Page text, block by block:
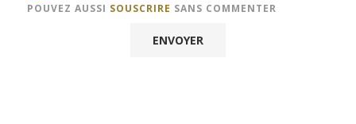
POUVEZ AUSSI SOUSCRIRE SANS COMMENTER